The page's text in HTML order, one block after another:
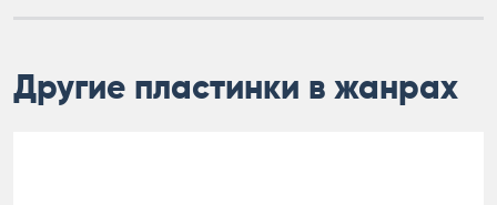
Другие пластинки в жанрах